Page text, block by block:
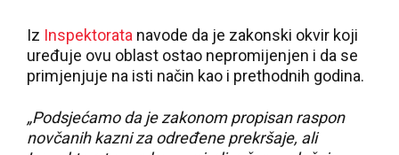
Iz Inspektorata navode da je zakonski okvir koji
uređuje ovu oblast ostao nepromijenjen i da se
primjenjuje na isti način kao i prethodnih godina.
„Podsjećamo da je zakonom propisan raspon
novčanih kazni za određene prekršaje, ali